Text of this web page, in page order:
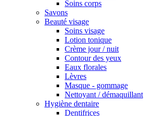
Soins corps
Savons
Beauté visage
Soins visage
Lotion tonique
Crème jour / nuit
Contour des yeux
Eaux florales
Lèvres
Masque - gommage
Nettoyant / démaquillant
Hygiène dentaire
Dentifrices